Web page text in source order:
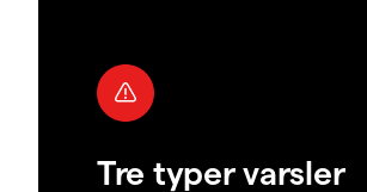
Tre typer varsler